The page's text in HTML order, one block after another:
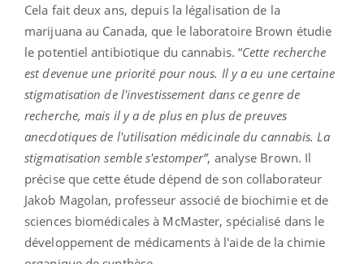
Cela fait deux ans, depuis la légalisation de la
marijuana au Canada, que le laboratoire Brown étudie
le potentiel antibiotique du cannabis. “Cette recherche
est devenue une priorité pour nous. Il y a eu une certaine
stigmatisation de l'investissement dans ce genre de
recherche, mais il y a de plus en plus de preuves
anecdotiques de l'utilisation médicinale du cannabis. La
stigmatisation semble s'estomper”, analyse Brown. Il
précise que cette étude dépend de son collaborateur
Jakob Magolan, professeur associé de biochimie et de
sciences biomédicales à McMaster, spécialisé dans le
développement de médicaments à l'aide de la chimie